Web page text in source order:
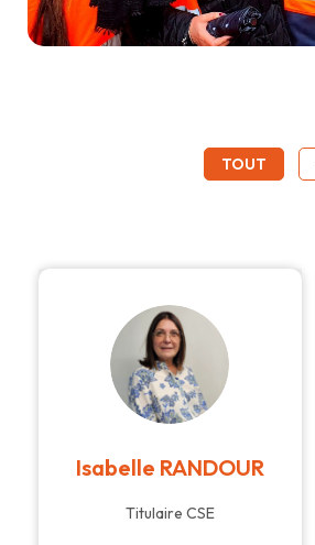
TOUT
Isabelle RANDOUR
Titulaire CSE